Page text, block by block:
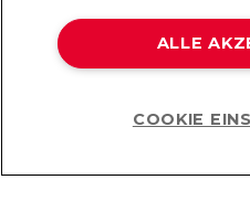
SERVICE
©2026 Lovehoney Group
ALLE
COOKIE